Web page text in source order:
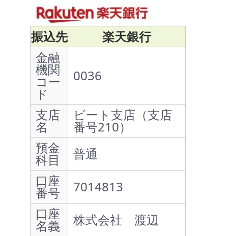
振込先
楽天銀行
金融
機関
コー
ド
0036
支店
名
ビート支店（支店
番号210）
預金
科目
普通
口座
番号
7014813
口座
名義 株式会社 渡辺